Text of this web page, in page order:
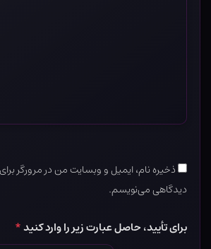
ذخیره نام، ایمیل و وبسایت من در مرورگر
دیدگاهی می‌نویسم.
برای تأیید، حاصل عبارت زیر را وارد کنید*